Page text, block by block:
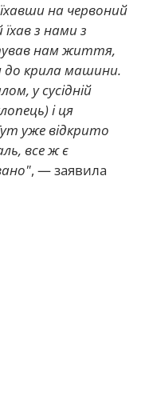
на червоний
їхав з нами з
нам життя,
до крила машини.
у сусідній
і ця
уже відкрито
все ж є
, — заявила